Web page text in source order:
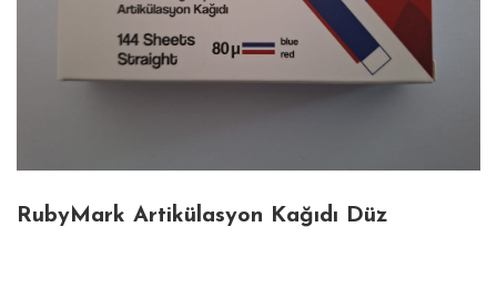
RubyMark Artikülasyon Kağıdı Düz